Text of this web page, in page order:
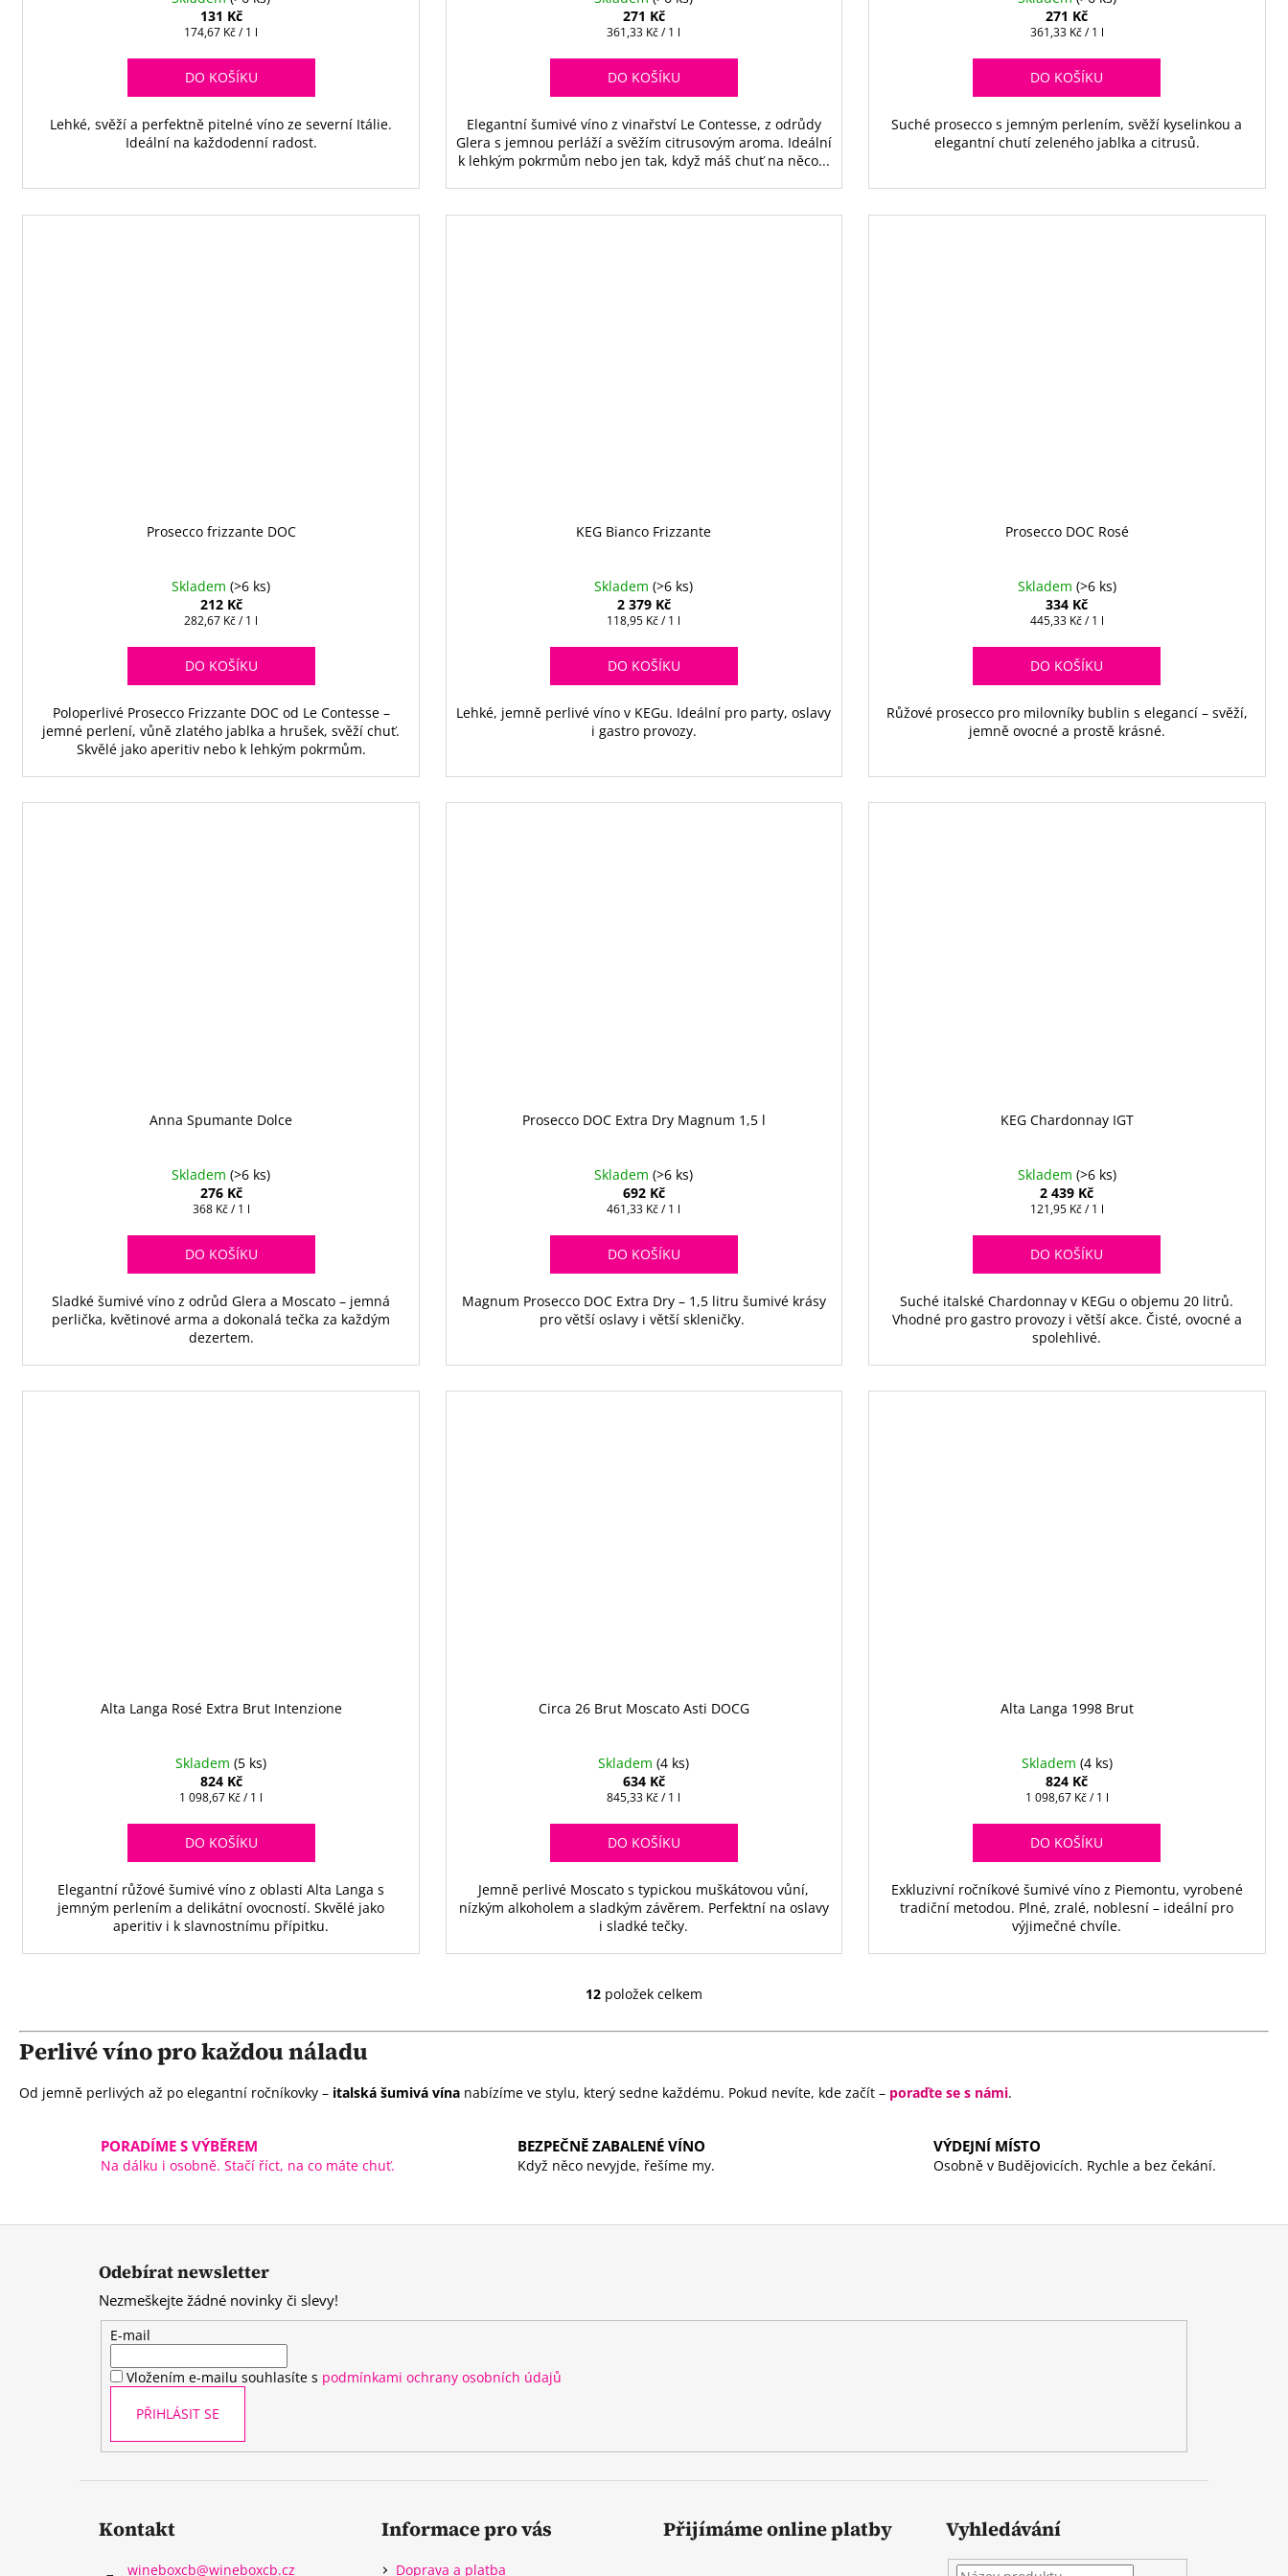
131 Kč
Měrná
174,67 Kč / 1 l
DO KOŠÍKU
Lehké, svěží a perfektně pitelné víno ze severní Itálie.
Ideální na každodenní radost.
271 Kč
Měrná
361,33 Kč / 1 l
DO KOŠÍKU
Elegantní šumivé víno z vinařství Le Contesse, z odrůdy
Glera s jemnou perláží a svěžím citrusovým aroma. Ideální
k lehkým pokrmům nebo jen tak, když máš chuť na něco...
271 Kč
Měrná
361,33 Kč / 1 l
DO KOŠÍKU
Suché prosecco s jemným perlením, svěží kyselinkou a
elegantní chutí zeleného jablka a citrusů.
Prosecco frizzante DOC
Skladem(>6 ks)
212 Kč
Měrná
282,67 Kč / 1 l
DO KOŠÍKU
Poloperlivé Prosecco Frizzante DOC od Le Contesse –
jemné perlení, vůně zlatého jablka a hrušek, svěží chuť.
Skvělé jako aperitiv nebo k lehkým pokrmům.
KEG Bianco Frizzante
Skladem(>6 ks)
2 379 Kč
Měrná
118,95 Kč / 1 l
DO KOŠÍKU
Lehké, jemně perlivé víno v KEGu. Ideální pro party, oslavy
i gastro provozy.
Prosecco DOC Rosé
Skladem (>6 ks)
334 Kč
Měrná
445,33 Kč / 1 l
DO KOŠÍKU
Růžové prosecco pro milovníky bublin s elegancí – svěží,
jemně ovocné a prostě krásné.
Anna Spumante Dolce
Skladem(>6 ks)
276 Kč
Měrná
368 Kč / 1 l
DO KOŠÍKU
Sladké šumivé víno z odrůd Glera a Moscato – jemná
perlička, květinové arma a dokonalá tečka za každým
dezertem.
Prosecco DOC Extra Dry Magnum 1,5 l
Skladem(>6 ks)
692 Kč
Měrná
461,33 Kč / 1 l
DO KOŠÍKU
Magnum Prosecco DOC Extra Dry – 1,5 litru šumivé krásy
pro větší oslavy i větší skleničky.
KEG Chardonnay IGT
Skladem (>6 ks)
2 439 Kč
Měrná
121,95 Kč / 1 l
DO KOŠÍKU
Suché italské Chardonnay v KEGu o objemu 20 litrů.
Vhodné pro gastro provozy i větší akce. Čisté, ovocné a
spolehlivé.
Alta Langa Rosé Extra Brut Intenzione
Skladem(5 ks)
824 Kč
Měrná
1 098,67 Kč / 1 l
DO KOŠÍKU
Elegantní růžové šumivé víno z oblasti Alta Langa s
jemným perlením a delikátní ovocností. Skvělé jako
aperitiv i k slavnostnímu přípitku.
Circa 26 Brut Moscato Asti DOCG
Skladem(4 ks)
634 Kč
Měrná
845,33 Kč / 1 l
DO KOŠÍKU
Jemně perlivé Moscato s typickou muškátovou vůní,
nízkým alkoholem a sladkým závěrem. Perfektní na oslavy
i sladké tečky.
Alta Langa 1998 Brut
Skladem (4 ks)
824 Kč
Měrná
1 098,67 Kč / 1 l
DO KOŠÍKU
Exkluzivní ročníkové šumivé víno z Piemontu, vyrobené
tradiční metodou. Plné, zralé, noblesní – ideální pro
výjimečné chvíle.
O
v
d
í
p
p
12 položek celkem
Perlivé víno pro každou náladu
Od jemně perlivých až po elegantní ročníkovky – italská šumivá vína nabízíme ve stylu, který sedne každému. Pokud nevíte, kde začít – poraďte se s námi.
PORADÍME S VÝBĚREM
Na dálku i osobně. Stačí říct, na co máte chuť.
BEZPEČNĚ ZABALENÉ VÍNO
Když něco nevyjde, řešíme my.
VÝDEJNÍ MÍSTO
Osobně v Budějovicích. Rychle a bez čekání.
Z
Odebírat newsletter
Nezmeškejte žádné novinky či slevy!
E-mail
Vložením e-mailu souhlasíte s podmínkami ochrany osobních údajů
PŘIHLÁSIT SE
Kontakt
wineboxcb@wineboxcb.cz
Informace pro vás
Doprava a platba
Přijímáme online platby Vyhledávání